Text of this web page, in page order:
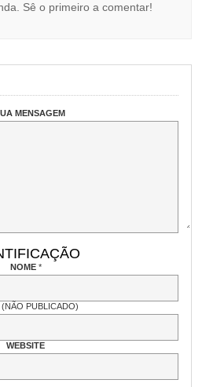
Sê o primeiro a comentar!
MENSAGEM
NOME *
(NÃO PUBLICADO)
WEBSITE